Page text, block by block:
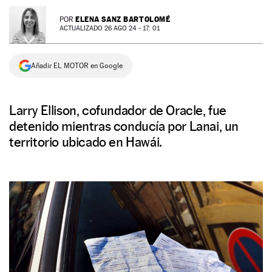
NEWSLETTER POR ELENA SANZ BARTOLOMÉ
ACTUALIZADO 26 AGO 24 - 17: 01
Añadir EL MOTOR en Google
Larry Ellison, cofundador de Oracle, fue
detenido mientras conducía por Lanai, un
territorio ubicado en Hawái.